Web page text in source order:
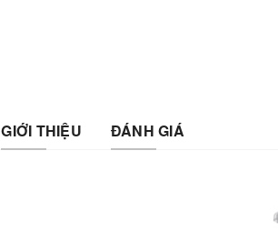
GIỚI THIỆU ĐÁNH GIÁ